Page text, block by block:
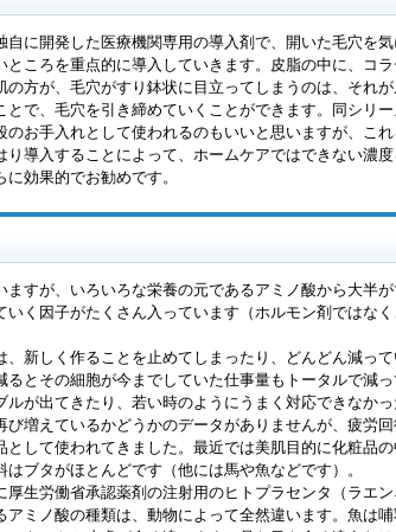
自に開発した医療機関専用の導入剤で、開いた毛穴を
ころを重点的に導入していきます。皮脂の中に、コ
方が、毛穴がすり鉢状に目立ってしまうのは、それ
とで、毛穴を引き締めていくことができます。同シリ
のお手入れとして使われるのもいいと思いますが、こ
り導入することによって、ホームケアではできない濃
効果的でお勧めです。
ますが、いろいろな栄養の元であるアミノ酸から大半
く因子がたくさん入っています（ホルモン剤ではな
、新しく作ることを止めてしまったり、どんどん減っ
とその細胞が今までしていた仕事量もトータルで減
が出てきたり、若い時のようにうまく対応できなかっ
び増えているかどうかのデータがありませんが、疲労
して使われてきました。最近では美肌目的に化粧品
ブタがほとんどです（他には馬や魚などです）。
厚生労働省承認薬剤の注射用のヒトプラセンタ（ラエ
アミノ酸の種類は、動物によって全然違います。魚は